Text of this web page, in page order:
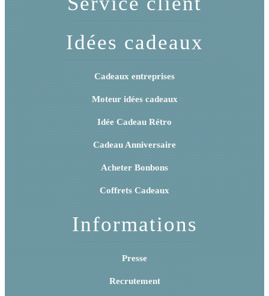
Idées cadeaux
Cadeaux entreprises
Moteur idées cadeaux
Idée Cadeau Rétro
Cadeau Anniversaire
Acheter Bonbons
Coffrets Cadeaux
Informations
Presse
Recrutement